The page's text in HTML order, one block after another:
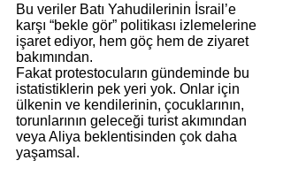
Bu veriler Batı Yahudilerinin İsrail’e
karşı “bekle gör” politikası izlemelerine
işaret ediyor, hem göç hem de ziyaret
bakımından.
Fakat protestocuların gündeminde bu
istatistiklerin pek yeri yok. Onlar için
ülkenin ve kendilerinin, çocuklarının,
torunlarının geleceği turist akımından
veya Aliya beklentisinden çok daha
yaşamsal.